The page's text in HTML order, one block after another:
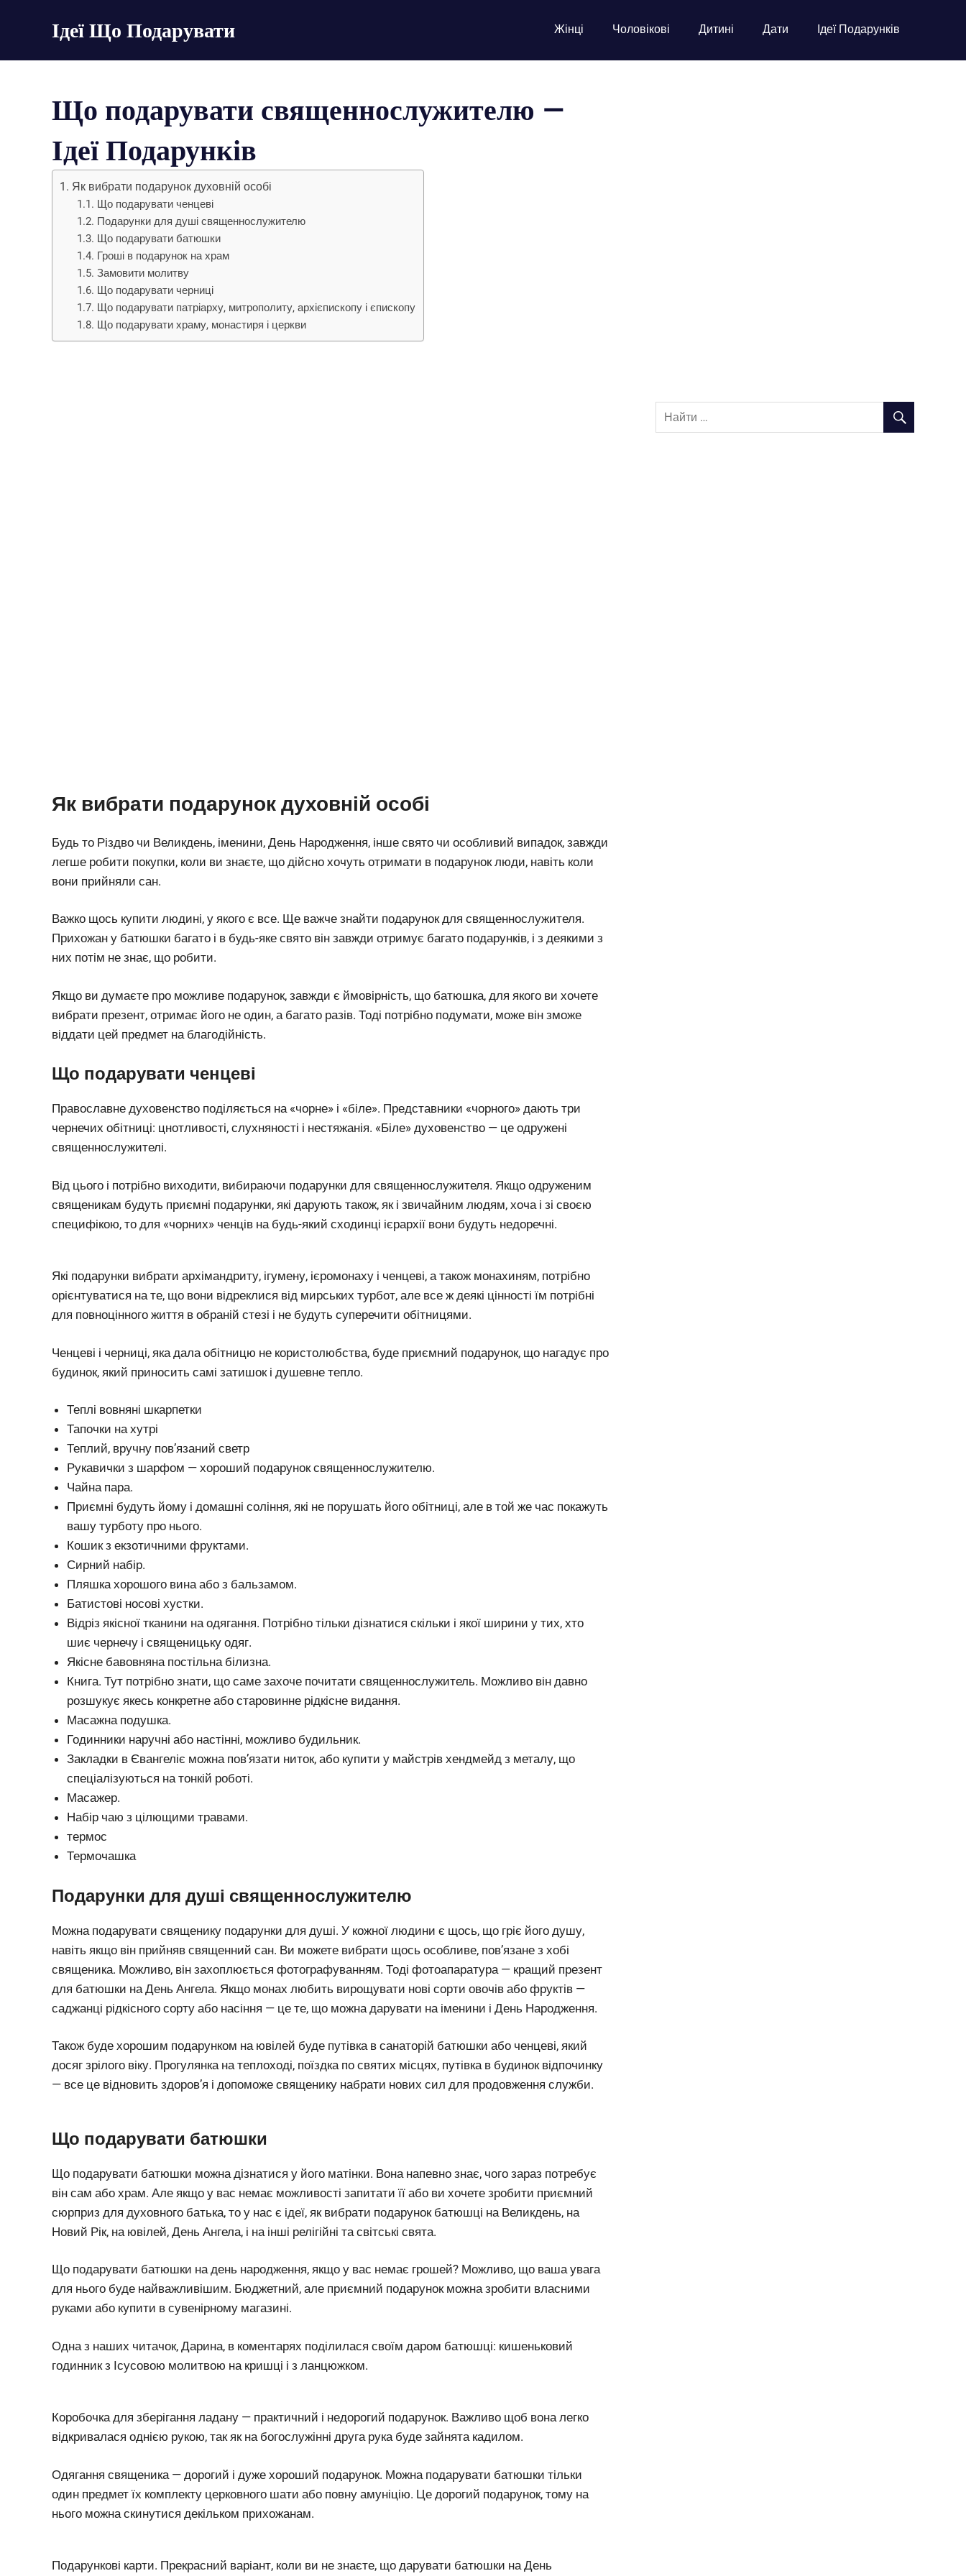
к
Ідеї Що Подарувати
подарунків
на
яке
свято
Жінці Чоловікові Дитині Дати Ідеї Подарунків
Що подарувати священнослужителю —
Ідеї Подарунків
Як вибрати подарунок духовній особі
Що подарувати ченцеві
Подарунки для душі священнослужителю
Що подарувати батюшки
Гроші в подарунок на храм
Замовити молитву
Що подарувати черниці
Що подарувати патріарху, митрополиту, архієпископу і єпископу
Що подарувати храму, монастиря і церкви
Як вибрати подарунок духовній особі
Будь то Різдво чи Великдень, іменини, День Народження, інше свято чи особливий випадок, завжди
легше робити покупки, коли ви знаєте, що дійсно хочуть отримати в подарунок люди, навіть коли
вони прийняли сан.
Важко щось купити людині, у якого є все. Ще важче знайти подарунок для священнослужителя.
Прихожан у батюшки багато і в будь-яке свято він завжди отримує багато подарунків, і з деякими з
них потім не знає, що робити.
Якщо ви думаєте про можливе подарунок, завжди є ймовірність, що батюшка, для якого ви хочете
вибрати презент, отримає його не один, а багато разів. Тоді потрібно подумати, може він зможе
віддати цей предмет на благодійність.
Що подарувати ченцеві
Православне духовенство поділяється на «чорне» і «біле». Представники «чорного» дають три
чернечих обітниці: цнотливості, слухняності і нестяжанія. «Біле» духовенство — це одружені
священнослужителі.
Від цього і потрібно виходити, вибираючи подарунки для священнослужителя. Якщо одруженим
священикам будуть приємні подарунки, які дарують також, як і звичайним людям, хоча і зі своєю
специфікою, то для «чорних» ченців на будь-який сходинці ієрархії вони будуть недоречні.
Які подарунки вибрати архімандриту, ігумену, ієромонаху і ченцеві, а також монахиням, потрібно
орієнтуватися на те, що вони відреклися від мирських турбот, але все ж деякі цінності їм потрібні
для повноцінного життя в обраній стезі і не будуть суперечити обітницями.
Ченцеві і черниці, яка дала обітницю не користолюбства, буде приємний подарунок, що нагадує про
будинок, який приносить самі затишок і душевне тепло.
Теплі вовняні шкарпетки
Тапочки на хутрі
Теплий, вручну пов’язаний светр
Рукавички з шарфом — хороший подарунок священнослужителю.
Чайна пара.
Приємні будуть йому і домашні соління, які не порушать його обітниці, але в той же час покажуть
вашу турботу про нього.
Кошик з екзотичними фруктами.
Сирний набір.
Пляшка хорошого вина або з бальзамом.
Батистові носові хустки.
Відріз якісної тканини на одягання. Потрібно тільки дізнатися скільки і якої ширини у тих, хто
шиє чернечу і священицьку одяг.
Якісне бавовняна постільна білизна.
Книга. Тут потрібно знати, що саме захоче почитати священнослужитель. Можливо він давно
розшукує якесь конкретне або старовинне рідкісне видання.
Масажна подушка.
Годинники наручні або настінні, можливо будильник.
Закладки в Євангеліє можна пов’язати ниток, або купити у майстрів хендмейд з металу, що
спеціалізуються на тонкій роботі.
Масажер.
Набір чаю з цілющими травами.
термос
Термочашка
Подарунки для душі священнослужителю
Можна подарувати священику подарунки для душі. У кожної людини є щось, що гріє його душу,
навіть якщо він прийняв священний сан. Ви можете вибрати щось особливе, пов’язане з хобі
священика. Можливо, він захоплюється фотографуванням. Тоді фотоапаратура — кращий презент
для батюшки на День Ангела. Якщо монах любить вирощувати нові сорти овочів або фруктів —
саджанці рідкісного сорту або насіння — це те, що можна дарувати на іменини і День Народження.
Також буде хорошим подарунком на ювілей буде путівка в санаторій батюшки або ченцеві, який
досяг зрілого віку. Прогулянка на теплоході, поїздка по святих місцях, путівка в будинок відпочинку
— все це відновить здоров’я і допоможе священику набрати нових сил для продовження служби.
Що подарувати батюшки
Що подарувати батюшки можна дізнатися у його матінки. Вона напевно знає, чого зараз потребує
він сам або храм. Але якщо у вас немає можливості запитати її або ви хочете зробити приємний
сюрприз для духовного батька, то у нас є ідеї, як вибрати подарунок батюшці на Великдень, на
Новий Рік, на ювілей, День Ангела, і на інші релігійні та світські свята.
Що подарувати батюшки на день народження, якщо у вас немає грошей? Можливо, що ваша увага
для нього буде найважливішим. Бюджетний, але приємний подарунок можна зробити власними
руками або купити в сувенірному магазині.
Одна з наших читачок, Дарина, в коментарях поділилася своїм даром батюшці: кишеньковий
годинник з Ісусовою молитвою на кришці і з ланцюжком.
Коробочка для зберігання ладану — практичний і недорогий подарунок. Важливо щоб вона легко
відкривалася однією рукою, так як на богослужінні друга рука буде зайнята кадилом.
Одягання священика — дорогий і дуже хороший подарунок. Можна подарувати батюшки тільки
один предмет їх комплекту церковного шати або повну амуніцію. Це дорогий подарунок, тому на
нього можна скинутися декільком прихожанам.
Подарункові карти. Прекрасний варіант, коли ви не знаєте, що дарувати батюшки на День